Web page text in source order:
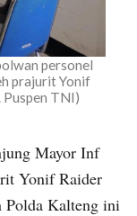
personel
prajurit Yonif
TNI)
Mayor Inf
Yonif Raider
Polda Kalteng ini